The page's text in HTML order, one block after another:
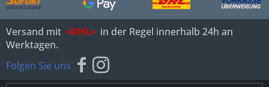
Versand mit =DHL= in der Regel innerhalb 24h an
Werktagen.
Folgen Sie uns